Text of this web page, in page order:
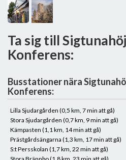
Ta sig till
Konferens:
Busstationer nära
Konferens:
Lilla Sjudargården (0,5 km, 7 min att gå)
Stora Sjudargården (0,7 km, 9 min att gå)
Kämpasten (1,1 km, 14 min att gå)
Prästgårdsängarna (1,3 km, 17 min att gå)
S:t Persskolan (1,7 km, 22 min att gå)